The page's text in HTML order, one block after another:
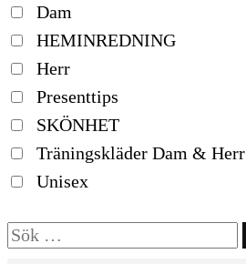
Dam
HEMINREDNING
Herr
Presenttips
SKÖNHET
Träningskläder Dam & Herr
Unisex
Sök
efter: